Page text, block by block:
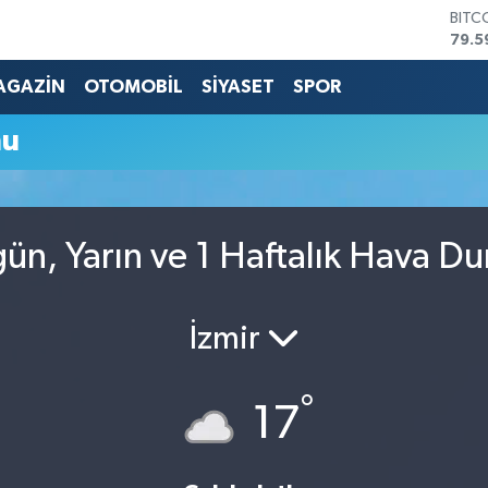
OTOMOBİL SİYASET SPOR
Yarın ve 1 Haftalık Hava
İzmir
17°